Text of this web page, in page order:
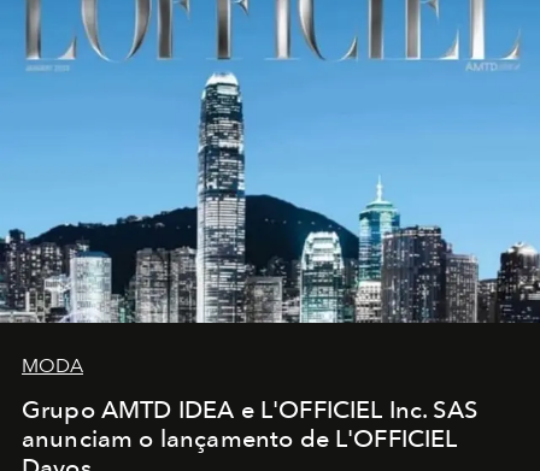
MODA
Grupo AMTD IDEA e L'OFFICIEL Inc. SAS
anunciam o lançamento de L'OFFICIEL